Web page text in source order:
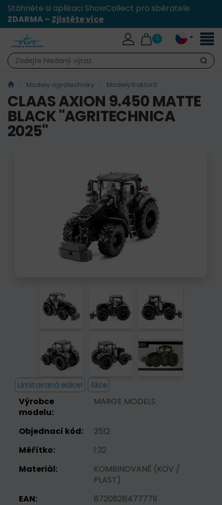
Stáhněte si aplikaci ShowCollect pro sběratele
ZDARMA – Zjistěte více
0
Hledat
Modely agrotechniky Modely traktorů
CLAAS AXION 9.450 MATTE
BLACK "AGRITECHNICA
2025"
Limitovaná edice! Akce
Výrobce
modelu:
MARGE MODELS
Objednací kód:
2512
Měřítko:
1:32
Materiál:
KOMBINOVANĚ (KOV /
PLAST)
EAN:
8720828477779